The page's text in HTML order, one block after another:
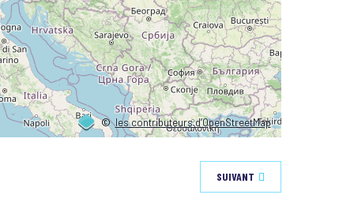
©les contributeurs d’OpenStreetMap
SUIVANT